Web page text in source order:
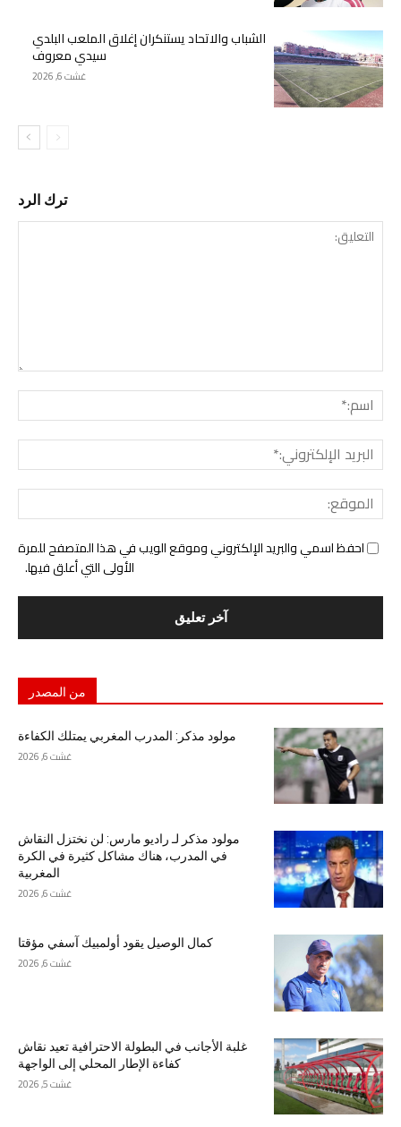
الشباب والاتحاد يستنكران إغلاق الملعب البلدي
سيدي معروف
غشت 6, 2026
ترك الرد
احفظ اسمي والبريد الإلكتروني وموقع الويب في هذا المتصفح للمرة
الأولى التي أعلق فيها.
من المصدر
مولود مذكر: المدرب المغربي يمتلك الكفاءة
غشت 6, 2026
مولود مذكر لـ راديو مارس: لن نختزل النقاش
في المدرب، هناك مشاكل كثيرة في الكرة
المغربية
غشت 6, 2026
كمال الوصيل يقود أولمبيك آسفي مؤقتا
غشت 6, 2026
غلبة الأجانب في البطولة الاحترافية تعيد نقاش
كفاءة الإطار المحلي إلى الواجهة
غشت 5, 2026